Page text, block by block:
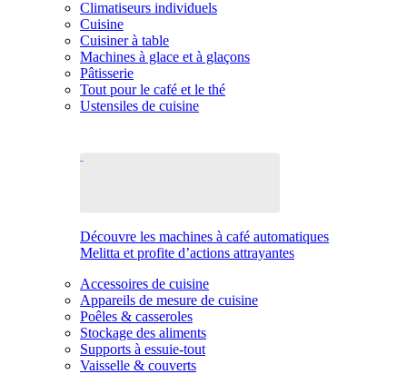
Climatiseurs individuels
Cuisine
Cuisiner à table
Machines à glace et à glaçons
Pâtisserie
Tout pour le café et le thé
Ustensiles de cuisine
Découvre les machines à café automatiques
Melitta et profite d’actions attrayantes
Accessoires de cuisine
Appareils de mesure de cuisine
Poêles & casseroles
Stockage des aliments
Supports à essuie-tout
Vaisselle & couverts